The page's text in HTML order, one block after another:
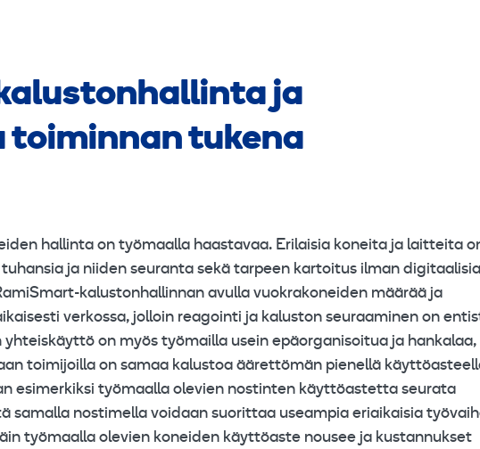
ja
toiminnan tukena
hallinta on työmaalla haastavaa. Erilaisia koneita ja laitteita
ja niiden seuranta sekä tarpeen kartoitus ilman digitaalisia
kalustonhallinnan avulla vuokrakoneiden määrää ja
verkossa, jolloin reagointi ja kaluston seuraaminen on
on myös työmailla usein epäorganisoitua ja hankalaa,
toimijoilla on samaa kalustoa äärettömän pienellä
esimerkiksi työmaalla olevien nostinten käyttöastetta seurata
samalla nostimella voidaan suorittaa useampia eriaikaisia
työmaalla olevien koneiden käyttöaste nousee ja kustannukset